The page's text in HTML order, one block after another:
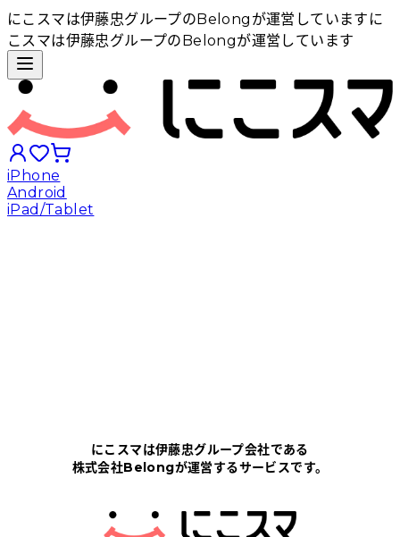
にこスマは伊藤忠グループのBelongが運営しています に
こスマは伊藤忠グループのBelongが運営しています
iPhone
Android
iPad/Tablet
にこスマについて
サポートセンター
にこスマは伊藤忠グループ会社である
株式会社Belongが運営するサービスです。